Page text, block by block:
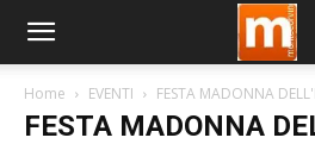
Home EVENTI FESTA MADONNA
FESTA MADONNA